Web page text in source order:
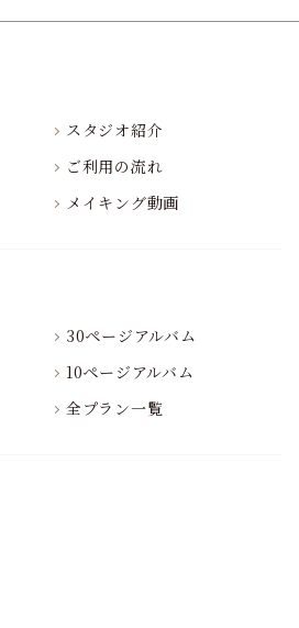
スタジオ紹介
ご利用の流れ
メイキング動画
30ページアルバム
10ページアルバム
全プラン一覧